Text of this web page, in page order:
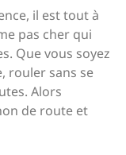
il est tout à
pas cher qui
Que vous soyez
rouler sans se
Alors
de route et